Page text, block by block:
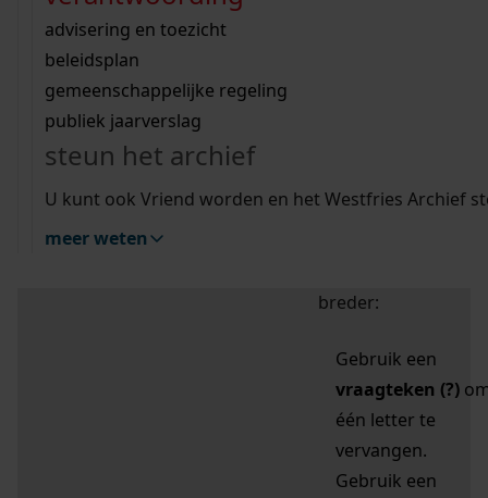
bouwvergunningen
omgevingsvergunningen
vergunningen
beeld en geluid
uitleg nodig?
Wij helpen u op weg met een aantal zoektips.
bekijk alle zoektips
Wij helpen u op weg met een aantal zoektips.
bekijk alle zoektips
bekijk ons geschiedenislokaal
advisering en toezicht
beleidsplan
gemeenschappelijke regeling
publiek jaarverslag
steun het archief
U kunt ook Vriend worden en het Westfries Archief
meer weten
zoektips
Mijn Studiezaal (inloggen)
uw zoekopdracht te
breder:
Gebruik een
vraagteken (?)
één letter te
vervangen.
Gebruik een